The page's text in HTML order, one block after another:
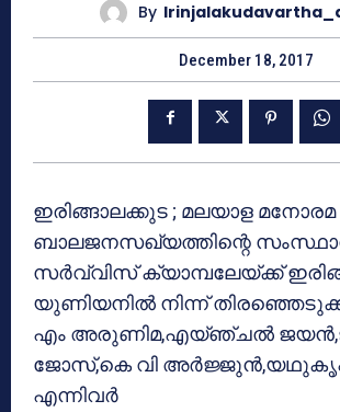
By
December 18, 2017
ഇരിങ്ങാലക്കുട ; മലയാള മനോരമ
ബാലജനസഖ്യത്തിന്റെ
സര്‍വ്വിസ് ക്യാമ്പലേയ്ക്ക്
യുണിയനില്‍ നിന്ന്
എം അരുണിമ,എയ്ഞ്ചല്‍
ജോസ്,കെ വി
എന്നിവര്‍